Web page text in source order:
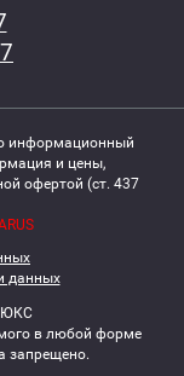
информационный
и цены,
офертой (ст. 437
данных
в любой форме
запрещено.